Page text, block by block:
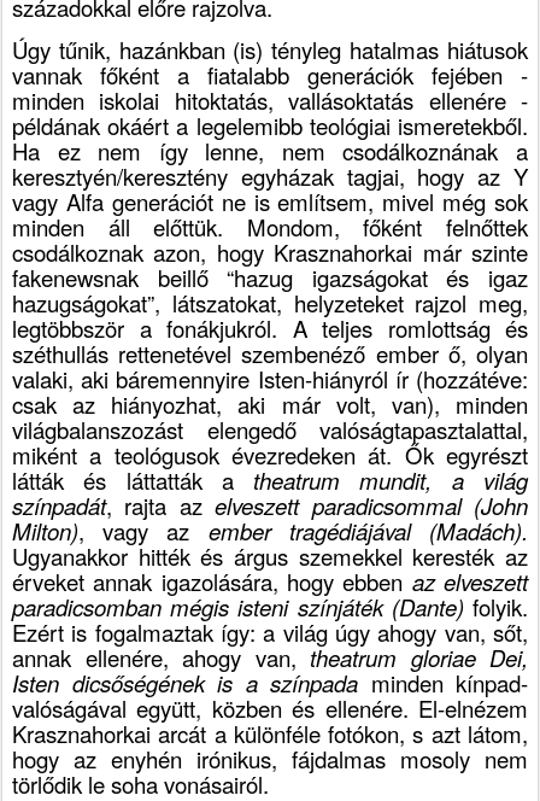
századokkal előre rajzolva.
Úgy tűnik, hazánkban (is) tényleg hatalmas hiátusok
vannak főként a fiatalabb generációk fejében -
minden iskolai hitoktatás, vallásoktatás ellenére -
példának okáért a legelemibb teológiai ismeretekből.
Ha ez nem így lenne, nem csodálkoznának a
keresztyén/keresztény egyházak tagjai, hogy az Y
vagy Alfa generációt ne is említsem, mivel még sok
minden áll előttük. Mondom, főként felnőttek
csodálkoznak azon, hogy Krasznahorkai már szinte
fakenewsnak beillő “hazug igazságokat és igaz
hazugságokat”, látszatokat, helyzeteket rajzol meg,
legtöbbször a fonákjukról. A teljes romlottság és
széthullás rettenetével szembenéző ember ő, olyan
valaki, aki báremennyire Isten-hiányról ír (hozzátéve:
csak az hiányozhat, aki már volt, van), minden
világbalanszozást elengedő valóságtapasztalattal,
miként a teológusok évezredeken át. Ők egyrészt
látták és láttatták a theatrum mundit, a világ
színpadát, rajta azelveszett paradicsommal (John
Milton), vagy az ember tragédiájával (Madách).
Ugyanakkor hitték és árgus szemekkel keresték az
érveket annak igazolására, hogy ebben az elveszett
paradicsomban mégis isteni színjáték (Dante) folyik.
Ezért is fogalmaztak így: a világ úgy ahogy van, sőt,
annak ellenére, ahogy van, theatrum gloriae Dei,
Isten dicsőségének is a színpada minden kínpad-
valóságával együtt, közben és ellenére. El-elnézem
Krasznahorkai arcát a különféle fotókon, s azt látom,
hogy az enyhén irónikus, fájdalmas mosoly nem
törlődik le soha vonásairól.